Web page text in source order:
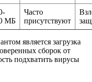
МБ
Часто
присутствуют
является загрузка
сборок от
подхватить вирусы